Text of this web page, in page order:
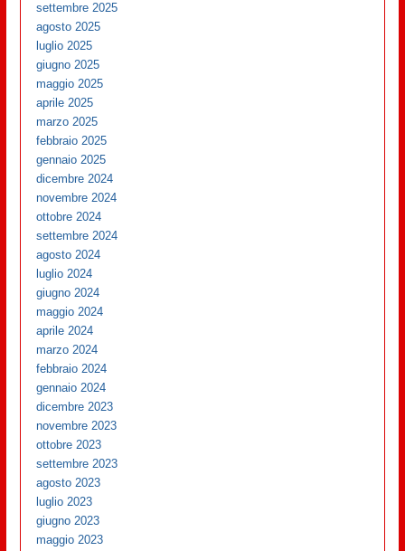
settembre 2025
agosto 2025
luglio 2025
giugno 2025
maggio 2025
aprile 2025
marzo 2025
febbraio 2025
gennaio 2025
dicembre 2024
novembre 2024
ottobre 2024
settembre 2024
agosto 2024
luglio 2024
giugno 2024
maggio 2024
aprile 2024
marzo 2024
febbraio 2024
gennaio 2024
dicembre 2023
novembre 2023
ottobre 2023
settembre 2023
agosto 2023
luglio 2023
giugno 2023
maggio 2023